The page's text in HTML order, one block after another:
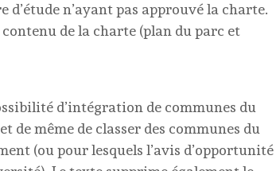
n’ayant pas approuvé la charte.
de la charte (plan du parc et
d’intégration de communes du
même de classer des communes du
(ou pour lesquels l’avis d’opportunité